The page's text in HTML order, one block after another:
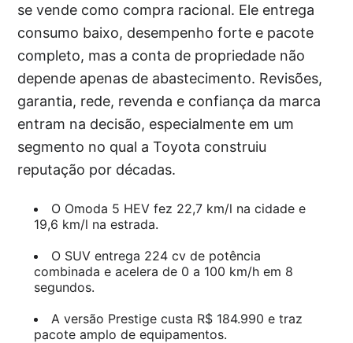
se vende como compra racional. Ele entrega
consumo baixo, desempenho forte e pacote
completo, mas a conta de propriedade não
depende apenas de abastecimento. Revisões,
garantia, rede, revenda e confiança da marca
entram na decisão, especialmente em um
segmento no qual a Toyota construiu
reputação por décadas.
O Omoda 5 HEV fez 22,7 km/l na cidade e
19,6 km/l na estrada.
O SUV entrega 224 cv de potência
combinada e acelera de 0 a 100 km/h em 8
segundos.
A versão Prestige custa R$ 184.990 e traz
pacote amplo de equipamentos.